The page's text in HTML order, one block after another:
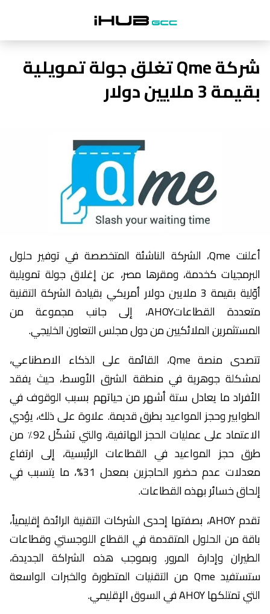
شركة Qme تغلق جولة تمويلية
بقيمة 3 ملايين دولار
أعلنت Qme، الشركة الناشئة المتخصصة في توفير حلول
البرمجيات كخدمة، ومقرها مصر، عن إغلاق جولة تمويلية
أوّلية بقيمة 3 ملايين دولار أمريكي بقيادة الشركة التقنية
متعددة القطاعاتAHOY، إلى جانب مجموعة من
المستثمرين الملائكيين من دول مجلس التعاون الخليجي.
تتصدى منصة Qme، القائمة على الذكاء الاصطناعي،
لمشكلة جوهرية في منطقة الشرق الأوسط، حيث يفقد
الأفراد ما يعادل ستة أشهر من حياتهم بسبب الوقوف في
الطوابير وحجز المواعيد بطرق قديمة. علاوة على ذلك، يؤدي
الاعتماد على عمليات الحجز الهاتفية، والتي تشكّل 92٪ من
طرق حجز المواعيد في القطاعات الرئيسية، إلى ارتفاع
معدلات عدم حضور الحاجزين بمعدل 31%، ما يتسبب في
إلحاق خسائر بهذه القطاعات.
تقدم AHOY، بصفتها إحدى الشركات التقنية الرائدة إقليمياً،
باقة من الحلول المتقدمة في القطاع اللوجستي وقطاعات
الطيران وإدارة المرور. وبموجب هذه الشراكة الجديدة،
ستستفيد Qme من التقنيات المتطورة والخبرات الواسعة
التي تمتلكها AHOY في السوق الإقليمي.